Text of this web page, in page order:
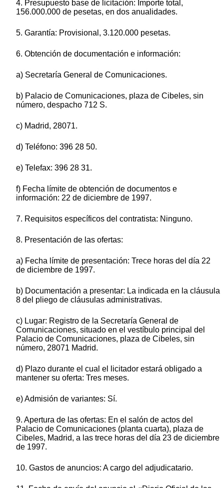
4. Presupuesto base de licitación: Importe total,
156.000.000 de pesetas, en dos anualidades.
5. Garantía: Provisional, 3.120.000 pesetas.
6. Obtención de documentación e información:
a) Secretaría General de Comunicaciones.
b) Palacio de Comunicaciones, plaza de Cibeles, sin
número, despacho 712 S.
c) Madrid, 28071.
d) Teléfono: 396 28 50.
e) Telefax: 396 28 31.
f) Fecha límite de obtención de documentos e
información: 22 de diciembre de 1997.
7. Requisitos específicos del contratista: Ninguno.
8. Presentación de las ofertas:
a) Fecha límite de presentación: Trece horas del día 22
de diciembre de 1997.
b) Documentación a presentar: La indicada en la cláusula
8 del pliego de cláusulas administrativas.
c) Lugar: Registro de la Secretaría General de
Comunicaciones, situado en el vestíbulo principal del
Palacio de Comunicaciones, plaza de Cibeles, sin
número, 28071 Madrid.
d) Plazo durante el cual el licitador estará obligado a
mantener su oferta: Tres meses.
e) Admisión de variantes: Sí.
9. Apertura de las ofertas: En el salón de actos del
Palacio de Comunicaciones (planta cuarta), plaza de
Cibeles, Madrid, a las trece horas del día 23 de diciembre
de 1997.
10. Gastos de anuncios: A cargo del adjudicatario.